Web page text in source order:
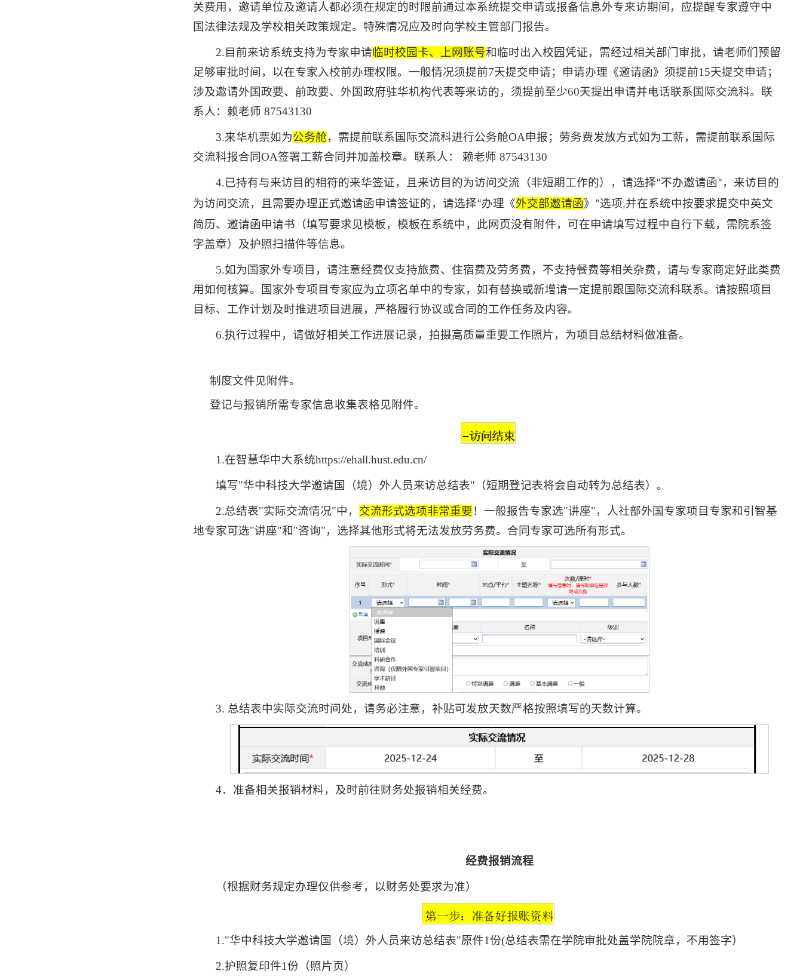
关费用，邀请单位及邀请人都必须在规定的时限前通过本系统提交申请或报备信息外专来访期间，应提醒专家遵守中
国法律法规及学校相关政策规定。特殊情况应及时向学校主管部门报告。
2.目前来访系统支持为专家申请临时校园卡、上网账号和临时出入校园凭证，需经过相关部门审批，请老师们预留
足够审批时间，以在专家入校前办理权限。一般情况须提前7天提交申请；申请办理《邀请函》须提前15天提交申请；
涉及邀请外国政要、前政要、外国政府驻华机构代表等来访的，须提前至少60天提出申请并电话联系国际交流科。联
系人： 赖老师 87543130
3.来华机票如为公务舱，需提前联系国际交流科进行公务舱OA申报； 劳务费发放方式如为工薪，需提前联系国际
交流科报合同OA签署工薪合同并加盖校章。联系人： 赖老师 87543130
4.已持有与来访目的相符的来华签证，且来访目的为访问交流（非短期工作的），请选择“不办邀请函” ， 来访目的
为访问交流，且需要办理正式邀请函申请签证的，请选择“办理《外交部邀请函》 ”选项,并在系统中按要求提交中英文
简历、邀请函申请书（填写要求见模板，模板在系统中，此网页没有附件，可在申请填写过程中自行下载，需院系签
字盖章）及护照扫描件等信息。
5.如为国家外专项目，请注意经费仅支持旅费、住宿费及劳务费，不支持餐费等相关杂费，请与专家商定好此类费
用如何核算。
国家外专项目 专家应为立项名单中的专家，如有替换或新增请一定提前跟国际交流科联系。请按照项目
目标、工作计划及时推进项目进展，严格履行协议或合同的工作任务及内容。
6.执行过程中，请做好相关工作进展记录，拍摄高质量重要工作照片，为项目总结材料做准备。
制度文件见附件。
登记与报销所需专家信息收集表格见附件。
1.在智慧华中大系统https://ehall.hust.edu.cn/
填写"华中科技大学邀请国（境）外人员来访总结表"（短期登记表将会自动转为总结表）。
2.总结表"实际交流情况"中， 交流形式选项非常重要！一般报告专家选"讲座"，人社部外国专家项目专家和引智基
地专家可选"讲座"和"咨询"，选择其他形式将无法发放劳务费。合同专家可选所有形式。
3. 总结表中实际交流时间处，请务必注意，补贴可发放天数严格按照填写的天数计算。
4．准备相关报销材料，及时前往财务处报销相关经费。
经费报销流程
（根据财务规定办理仅供参考，以财务处要求为准）
1."华中科技大学邀请国（境）外人员来访总结表"原件1份(总结表需在学院审批处盖学院院章，不用签字）
2.护照复印件1份（照片页）